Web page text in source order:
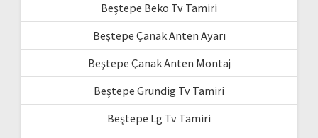
Beştepe Beko Tv Tamiri
Beştepe Çanak Anten Ayarı
Beştepe Çanak Anten Montaj
Beştepe Grundig Tv Tamiri
Beştepe Lg Tv Tamiri